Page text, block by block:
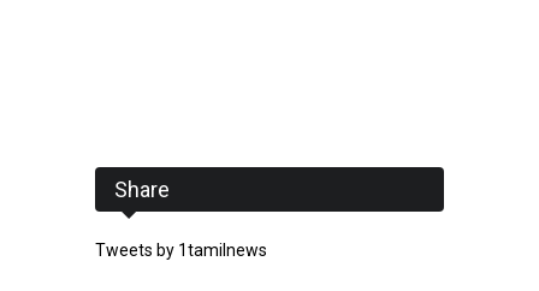
Share
Tweets by 1tamilnews